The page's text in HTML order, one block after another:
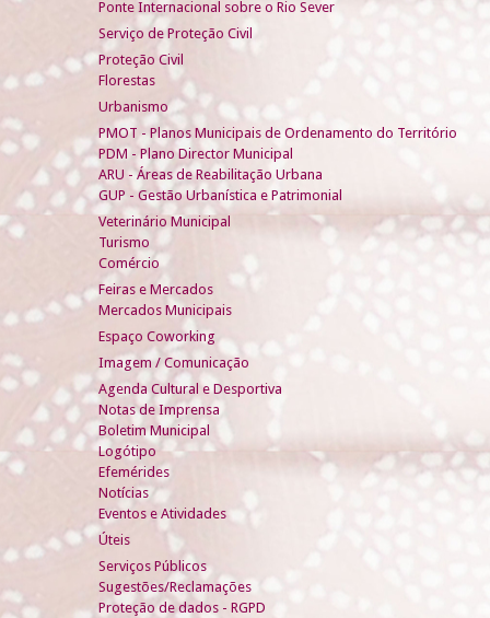
Ponte Internacional sobre o Rio Sever
Serviço de Proteção Civil
Proteção Civil
Florestas
Urbanismo
PMOT - Planos Municipais de Ordenamento do Território
PDM - Plano Director Municipal
ARU - Áreas de Reabilitação Urbana
GUP - Gestão Urbanística e Patrimonial
Veterinário Municipal
Turismo
Comércio
Feiras e Mercados
Mercados Municipais
Espaço Coworking
Imagem / Comunicação
Agenda Cultural e Desportiva
Notas de Imprensa
Boletim Municipal
Logótipo
Efemérides
Notícias
Eventos e Atividades
Úteis
Serviços Públicos
Sugestões/Reclamações
Proteção de dados - RGPD